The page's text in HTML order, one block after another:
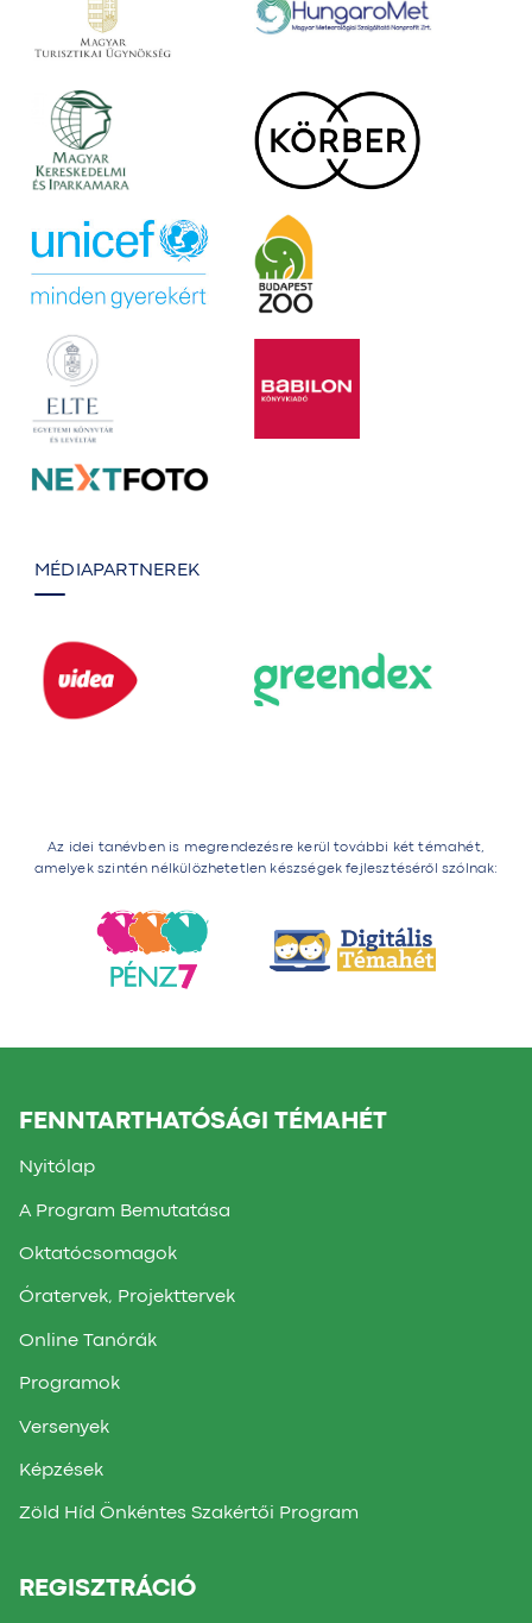
MÉDIAPARTNEREK
Az idei tanévben is megrendezésre kerül további két témahét,
amelyek szintén nélkülözhetetlen készségek fejlesztéséről szólnak:
FENNTARTHATÓSÁGI TÉMAHÉT
Nyitólap
A Program Bemutatása
Oktatócsomagok
Óratervek, Projekttervek
Online Tanórák
Programok
Versenyek
Képzések
Zöld Híd Önkéntes Szakértői Program
REGISZTRÁCIÓ